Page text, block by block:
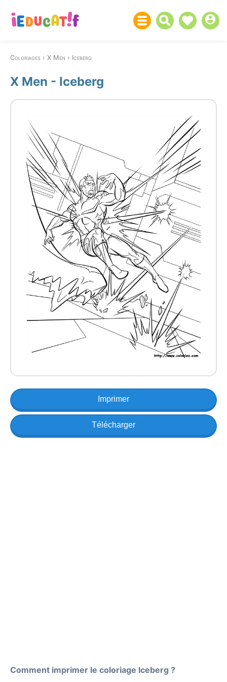
Coloriages X Men Iceberg
X Men - Iceberg
Imprimer
Télécharger
Comment imprimer le coloriage Iceberg ?